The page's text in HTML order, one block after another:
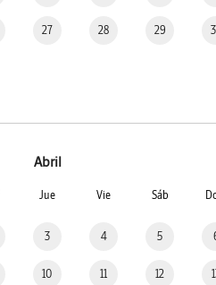
27 28 29
Abril
Jue Vie Sáb
3 4 5
10 11 12